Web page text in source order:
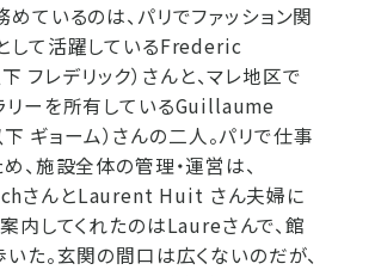
ているのは、パリでファッション関
して活躍しているFrederic
フレデリック）さんと、マレ地区で
リーを所有しているGuillaume
ギョーム）さんの二人。パリで仕事
、施設全体の管理・運営は、
さんとLaurent Huit さん夫婦に
内してくれたのはLaureさんで、館
た。玄関の間口は広くないのだが、